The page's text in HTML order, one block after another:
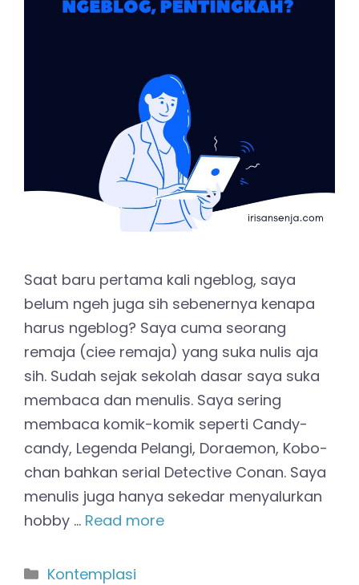
Saat baru pertama kali ngeblog, saya
belum ngeh juga sih sebenernya kenapa
harus ngeblog? Saya cuma seorang
remaja (ciee remaja) yang suka nulis aja
sih. Sudah sejak sekolah dasar saya suka
membaca dan menulis. Saya sering
membaca komik-komik seperti Candy-
candy, Legenda Pelangi, Doraemon, Kobo-
chan bahkan serial Detective Conan. Saya
menulis juga hanya sekedar menyalurkan
hobby … Read more
Kategori
Kontemplasi